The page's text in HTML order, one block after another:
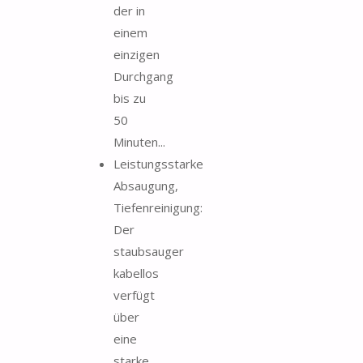
der in
einem
einzigen
Durchgang
bis zu
50
Minuten...
Leistungsstarke
Absaugung,
Tiefenreinigung:
Der
staubsauger
kabellos
verfügt
über
eine